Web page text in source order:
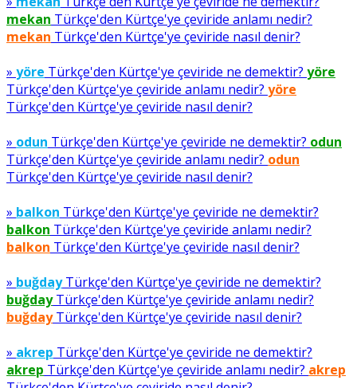
mekan Türkçe'den Kürtçe'ye çeviride anlamı nedir?
mekan Türkçe'den Kürtçe'ye çeviride nasıl denir?
» yöre Türkçe'den Kürtçe'ye çeviride ne demektir? yöre
Türkçe'den Kürtçe'ye çeviride anlamı nedir? yöre
Türkçe'den Kürtçe'ye çeviride nasıl denir?
» odun Türkçe'den Kürtçe'ye çeviride ne demektir? odun
Türkçe'den Kürtçe'ye çeviride anlamı nedir? odun
Türkçe'den Kürtçe'ye çeviride nasıl denir?
» balkon Türkçe'den Kürtçe'ye çeviride ne demektir?
balkon Türkçe'den Kürtçe'ye çeviride anlamı nedir?
balkon Türkçe'den Kürtçe'ye çeviride nasıl denir?
» buğdayTürkçe'den Kürtçe'ye çeviride ne demektir?
buğdayTürkçe'den Kürtçe'ye çeviride anlamı nedir?
buğdayTürkçe'den Kürtçe'ye çeviride nasıl denir?
» akrep Türkçe'den Kürtçe'ye çeviride ne demektir?
akrep Türkçe'den Kürtçe'ye çeviride anlamı nedir? akrep